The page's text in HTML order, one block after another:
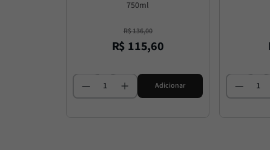
750ml
R$136,00
R$ 115,60
Adicionar